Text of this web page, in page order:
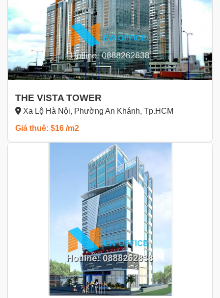
THE VISTA TOWER
Xa Lộ Hà Nội, Phường An Khánh, Tp.HCM
Giá thuê: $16 /m2